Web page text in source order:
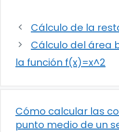
Cálculo de la
Cálculo del área
la función f(x)=x^2
Cómo calcular las
punto medio de un